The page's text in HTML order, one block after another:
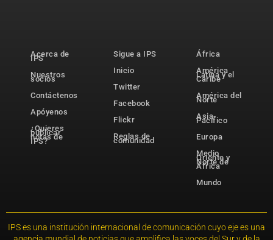
Acerca de
IPS
Nuestros
socios
Contáctenos
Apóyenos
¿Quieres
publicar
notas de
IPS?
Sigue a IPS
Inicio
Twitter
Facebook
Flickr
Reglas de
comunidad
África
América
Latina y el
Caribe
América del
Norte
Asia-
Pacífico
Europa
Medio
Oriente y
Norte de
África
Mundo
IPS es una institución internacional de comunicación cuyo eje es una